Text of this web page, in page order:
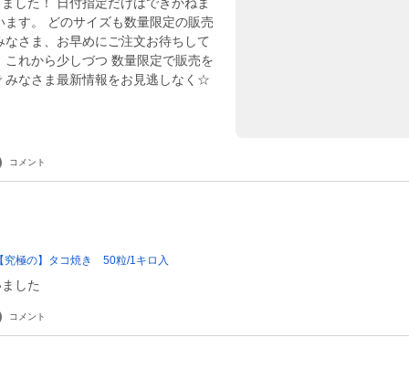
ます。 どのサイズも数量限定の販売
なさま、お早めにご注文お待ちして
これから少しづつ 数量限定で販売を
みなさま最新情報をお見逃しなく☆
コメント
究極の】タコ焼き 50粒/1キロ入
した
コメント